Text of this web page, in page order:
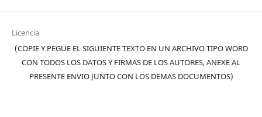
Licencia
(COPIE Y PEGUE EL SIGUIENTE TEXTO EN UN ARCHIVO TIPO WORD
CON TODOS LOS DATOS Y FIRMAS DE LOS AUTORES, ANEXE AL
PRESENTE ENVIO JUNTO CON LOS DEMAS DOCUMENTOS)